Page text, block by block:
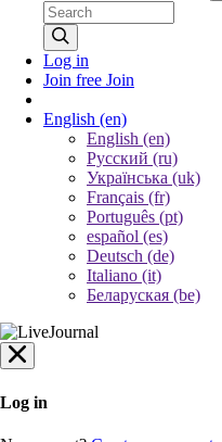
Log in
Join free Join
English (en)
English (en)
Русский (ru)
Українська (uk)
Français (fr)
Português (pt)
español (es)
Deutsch (de)
Italiano (it)
Беларуская (be)
Log in